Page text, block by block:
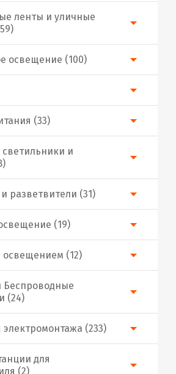
(19)
и
Беспроводные
(24)
освещение (100)
электромонтажа (233)
ленты и уличные
разветвители (31)
(12)
(33)
для
(2)